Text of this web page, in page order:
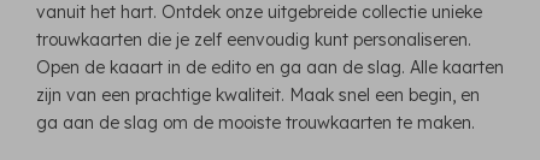
vanuit het hart. Ontdek onze uitgebreide collectie unieke
trouwkaarten die je zelf eenvoudig kunt personaliseren.
Open de kaaart in de edito en ga aan de slag. Alle kaarten
zijn van een prachtige kwaliteit. Maak snel een begin, en
ga aan de slag om de mooiste trouwkaarten te maken.